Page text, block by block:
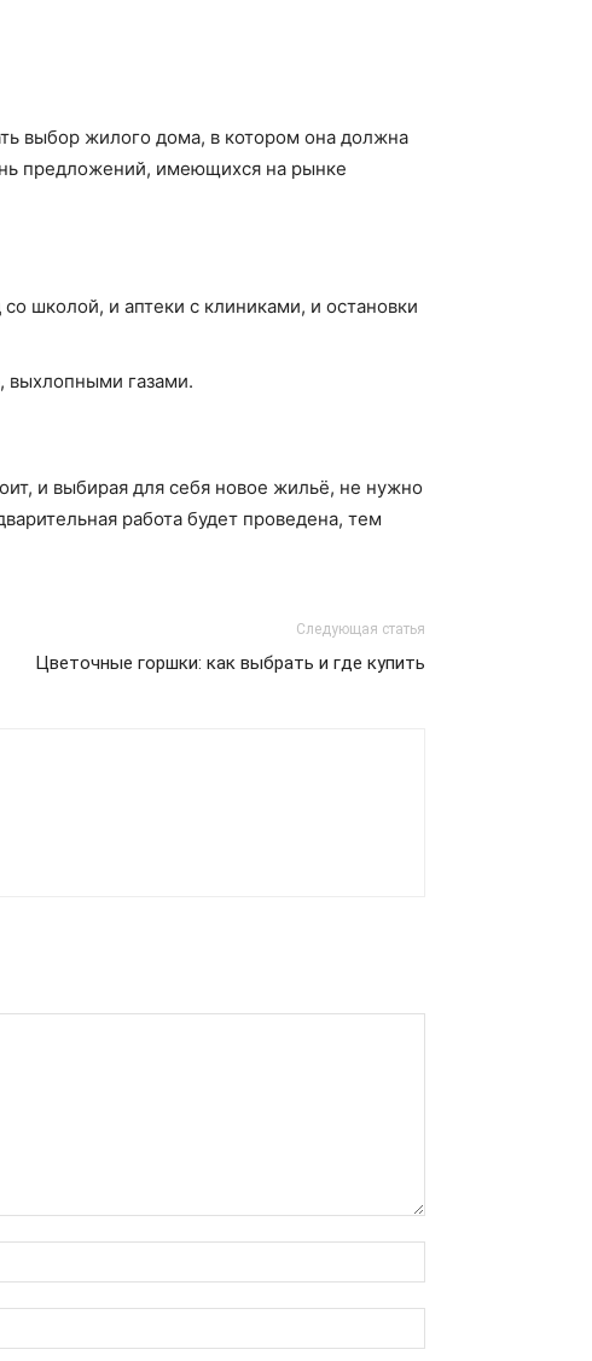
выбор жилого дома, в котором она должна
предложений, имеющихся на рынке
школой, и аптеки с клиниками, и остановки
выхлопными газами.
и выбирая для себя новое жильё, не нужно
работа будет проведена, тем
Следующая статья
Цветочные горшки: как выбрать и где купить